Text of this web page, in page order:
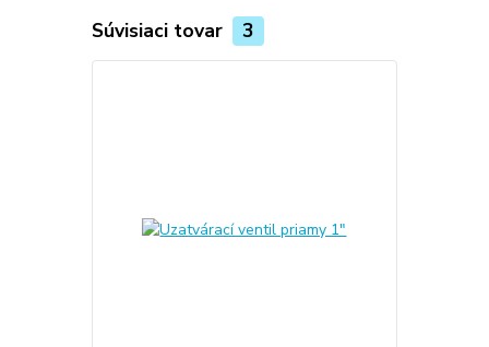
Súvisiaci tovar 3